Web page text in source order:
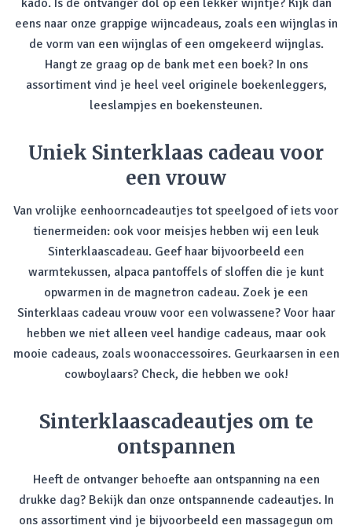
kado. Is de ontvanger dol op een lekker wijntje? Kijk dan
eens naar onze grappige wijncadeaus, zoals een wijnglas in
de vorm van een wijnglas of een omgekeerd wijnglas.
Hangt ze graag op de bank met een boek? In ons
assortiment vind je heel veel originele boekenleggers,
leeslampjes en boekensteunen.
Uniek Sinterklaas cadeau voor
een vrouw
Van vrolijke eenhoorncadeautjes tot speelgoed of iets voor
tienermeiden: ook voor meisjes hebben wij een leuk
Sinterklaascadeau. Geef haar bijvoorbeeld een
warmtekussen, alpaca pantoffels of sloffen die je kunt
opwarmen in de magnetron cadeau. Zoek je een
Sinterklaas cadeau vrouw voor een volwassene? Voor haar
hebben we niet alleen veel handige cadeaus, maar ook
mooie cadeaus, zoals woonaccessoires. Geurkaarsen in een
cowboylaars? Check, die hebben we ook!
Sinterklaascadeautjes om te
ontspannen
Heeft de ontvanger behoefte aan ontspanning na een
drukke dag? Bekijk dan onze ontspannende cadeautjes. In
ons assortiment vind je bijvoorbeeld een massagegun om